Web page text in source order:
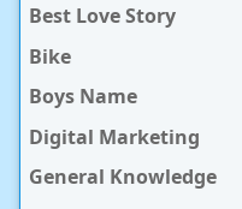
Best Love Story
Bike
Boys Name
Digital Marketing
General Knowledge